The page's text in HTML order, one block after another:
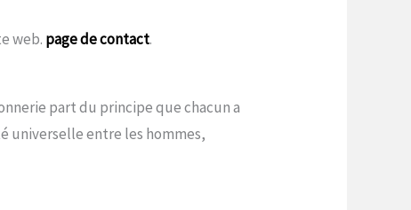
web. page de contact.
part du principe que chacun a
universelle entre les hommes,